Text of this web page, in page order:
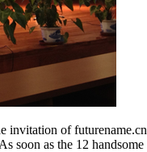
of
as the 12 handsome